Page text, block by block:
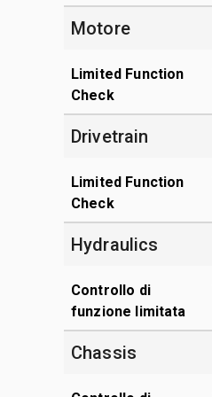
Motore
Limited Function
Check
Drivetrain
Limited Function
Check
Hydraulics
Controllo di
funzione limitata
Chassis